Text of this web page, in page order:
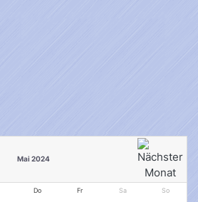
Mai 2024
Do Fr Sa So